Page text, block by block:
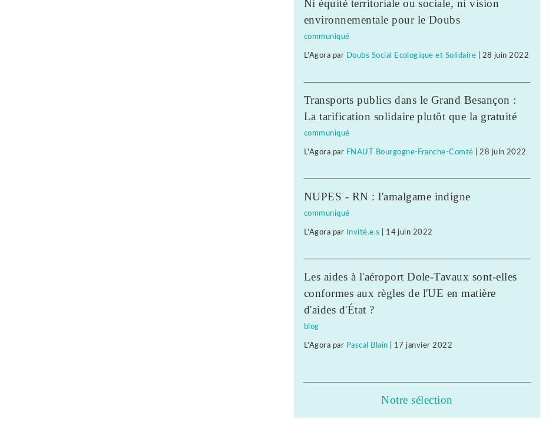
Ni équité territoriale ou sociale, ni vision
environnementale pour le Doubs
communiqué
L'Agora par Doubs Social Ecologique et Solidaire 28 juin 2022
Transports publics dans le Grand Besançon :
La tarification solidaire plutôt que la gratuité
communiqué
L'Agora par FNAUT Bourgogne-Franche-Comté 28 juin 2022
NUPES - RN : l'amalgame indigne
communiqué
L'Agora par Invité.e.s 14 juin 2022
Les aides à l'aéroport Dole-Tavaux sont-elles
conformes aux règles de l'UE en matière
d'aides d'État ?
blog
L'Agora par Pascal Blain 17 janvier 2022
Notre sélection